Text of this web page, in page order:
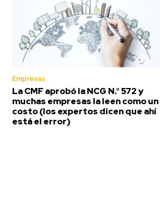
Empresas
La CMF aprobó la NCG N.° 572 y
muchas empresas la leen como un
costo (los expertos dicen que ahí
está el error)